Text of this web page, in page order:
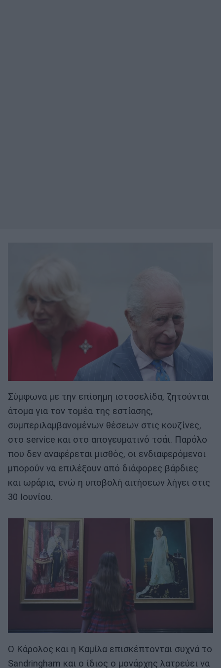
Σύμφωνα με την επίσημη ιστοσελίδα, ζητούνται
άτομα για τον τομέα της εστίασης,
συμπεριλαμβανομένων θέσεων στις κουζίνες,
στο service και στο απογευματινό τσάι. Παρόλο
που δεν αναφέρεται μισθός, οι ενδιαφερόμενοι
μπορούν να επιλέξουν από διάφορες βάρδιες
και ωράρια, ενώ η υποβολή αιτήσεων λήγει στις
30 Ιουνίου.
Ο Κάρολος και η Καμίλα επισκέπτονται συχνά το
Sandringham και ο ίδιος ο μονάρχης λατρεύει να